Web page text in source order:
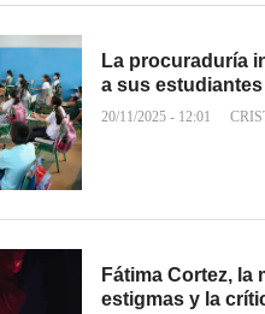
La procuraduría
a sus estudiantes
20/11/2025 - 12:01
Fátima Cortez,
estigmas y la